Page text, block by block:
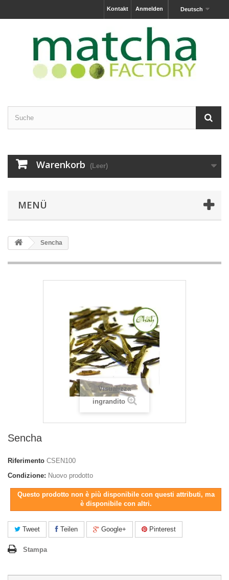
Deutsch
Anmelden
Kontakt
Warenkorb (Leer)
MENÜ
Sencha
Visualizza
ingrandito
Sencha
Riferimento CSEN100
Condizione: Nuovo prodotto
Questo prodotto non è più disponibile con questi attributi, ma
è disponibile con altri.
Tweet Teilen Google+ Pinterest
Stampa